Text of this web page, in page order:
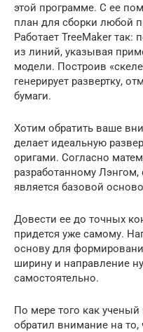
этой программе. С ее
план для сборки любой
Работает TreeMaker так:
из линий, указывая
модели. Построив
генерирует развертку,
бумаги.
Хотим обратить ваше
делает идеальную
оригами. Согласно
разработанному Лэнгом,
является базовой
Довести ее до точных
придется уже самому.
основу для
ширину и направление
самостоятельно.
По мере того как
обратил внимание на то,